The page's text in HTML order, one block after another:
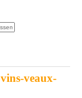
veaux-